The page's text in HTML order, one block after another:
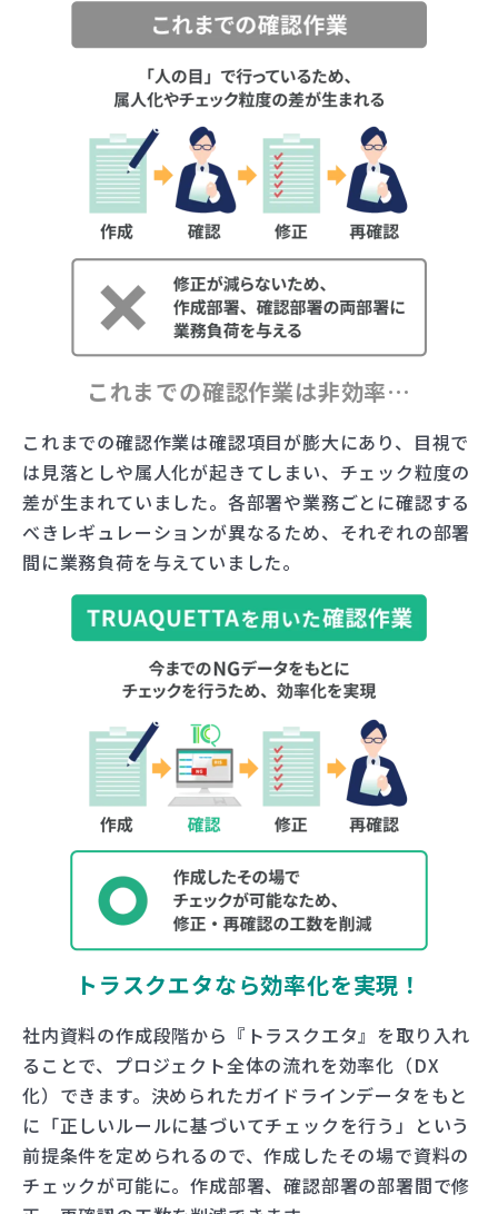
これまでの確認作業は非効率…
これまでの確認作業は確認項目が膨大にあり、目視で
は見落としや属人化が起きてしまい、チェック粒度の
差が生まれていました。各部署や業務ごとに確認する
べきレギュレーションが異なるため、それぞれの部署
間に業務負荷を与えていました。
トラスクエタなら効率化を実現！
社内資料の作成段階から『トラスクエタ』を取り入れ
ることで、プロジェクト全体の流れを効率化（DX
化）できます。決められたガイドラインデータをもと
に「正しいルールに基づいてチェックを行う」という
前提条件を定められるので、作成したその場で資料の
チェックが可能に。作成部署、確認部署の部署間で修